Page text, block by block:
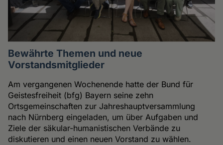
Bewährte Themen und neue
Vorstandsmitglieder
Am vergangenen Wochenende hatte der Bund für
Geistesfreiheit (bfg) Bayern seine zehn
Ortsgemeinschaften zur Jahreshauptversammlung
nach Nürnberg eingeladen, um über Aufgaben und
Ziele der säkular-humanistischen Verbände zu
diskutieren und einen neuen Vorstand zu wählen.